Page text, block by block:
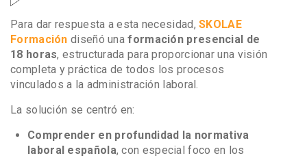
Para dar respuesta a esta necesidad,SKOLAE
Formación diseñó unaformación presencial de
18 horas, estructurada para proporcionar una visión
completa y práctica de todos los procesos
vinculados a la administración laboral.
La solución se centró en:
Comprender en profundidad la normativa
laboral española, con especial foco en los